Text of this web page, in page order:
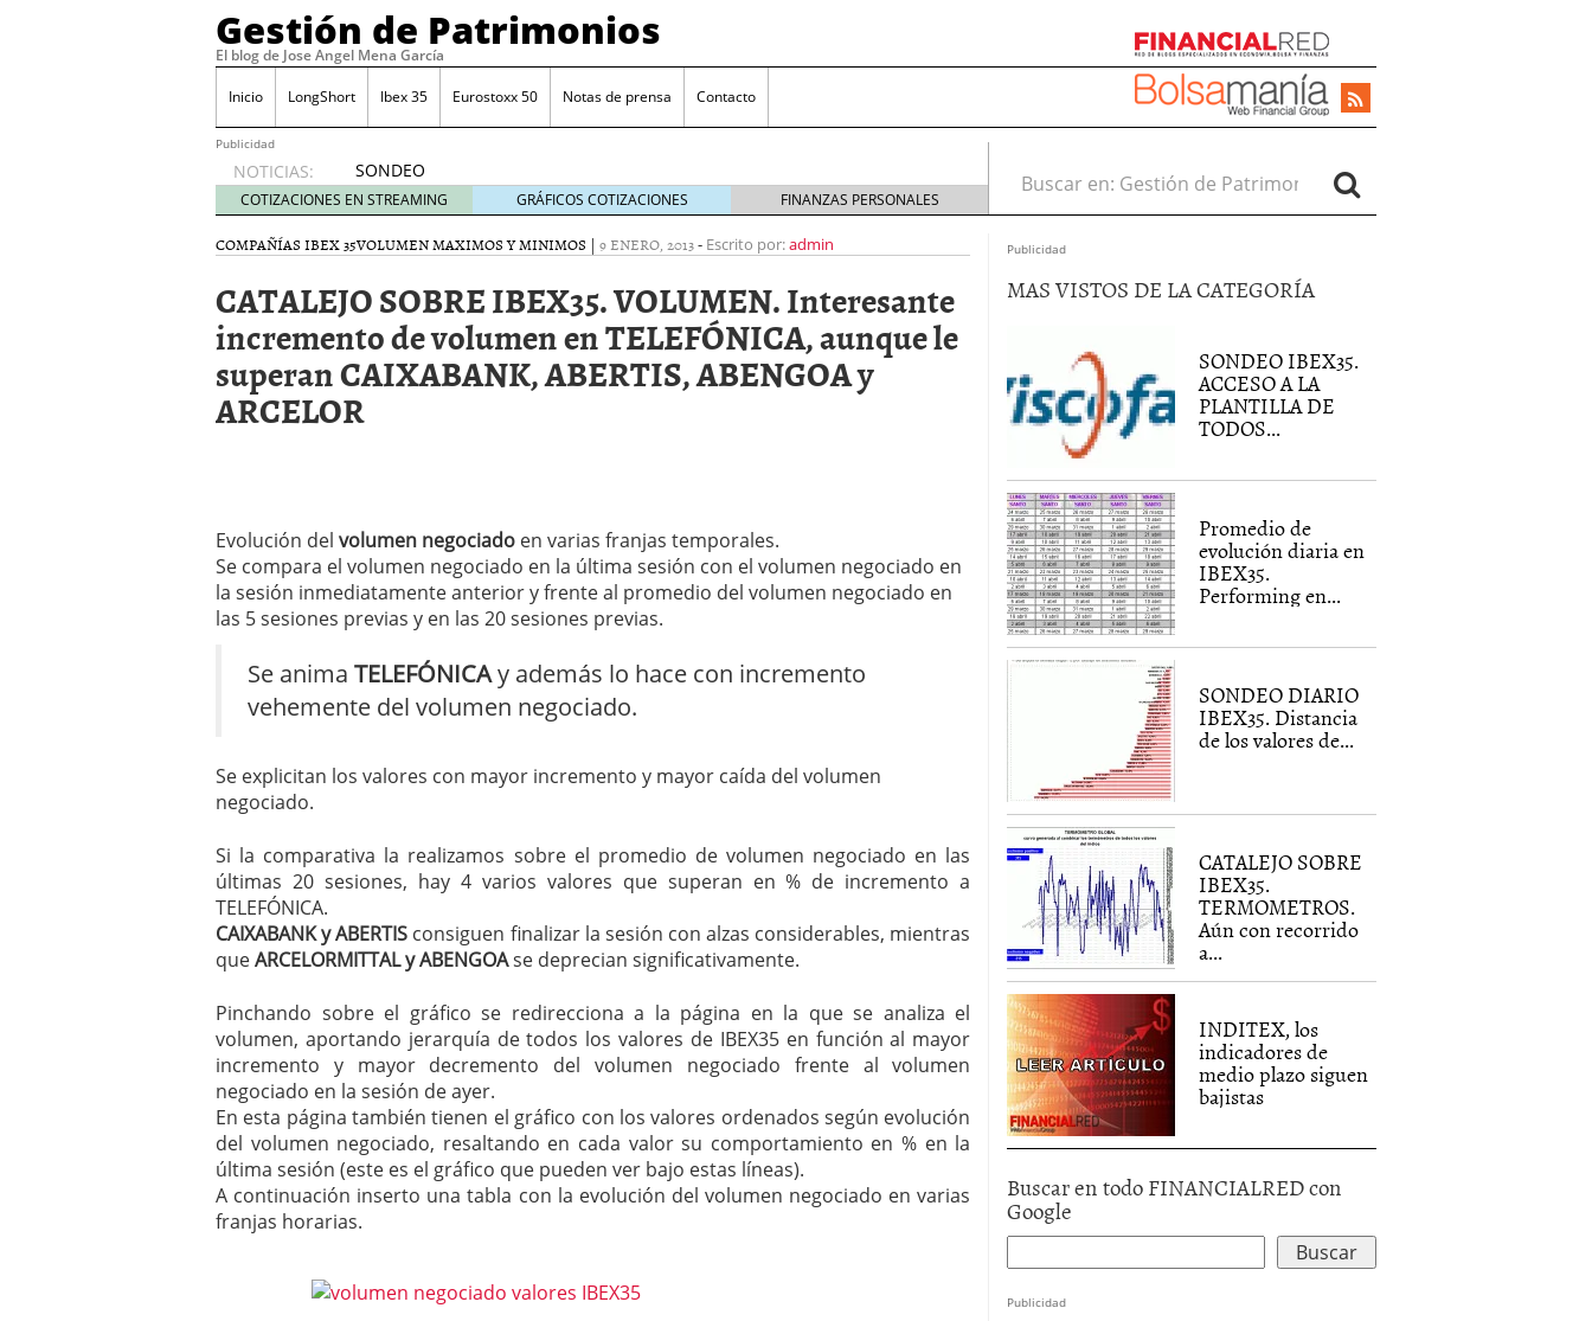
Gestión de Patrimonios
El blog de Jose Angel Mena García
Inicio LongShort Ibex 35 Eurostoxx 50 Notas de prensa Contacto
Publicidad
NOTICIAS:
SONDEO
IBEX35.
ACCESO
A LA
DE
TODOS
LOS
VALORES
DE
IBEX35
mayo 29,
anuales. Se constata progresivo alejamiento global de m?ximos anuales
mayo 28, 2013
Catalejo sobre IBEX35. SISM?METROS. Prosiguen a la baja desde el 13/mayo
y a?n tienen recorrido adicional mayo 24, 2013
CATALEJO SOBRE IBEX35. TERMOMETROS. Aún con recorrido a la baja para
rebote interesante
COTIZACIONES EN STREAMING GRÁFICOS COTIZACIONES FINANZAS PERSONALES
Buscar en:
COMPAÑÍAS IBEX 35VOLUMEN MAXIMOS Y MINIMOS | 9 ENERO, 2013- Escrito por:admin
CATALEJO SOBRE IBEX35. VOLUMEN. Interesante
incremento de volumen en TELEFÓNICA, aunque le
superan CAIXABANK, ABERTIS, ABENGOA y
ARCELOR
Evolución del volumen negociado en varias franjas temporales.
Se compara el volumen negociado en la última sesión con el volumen negociado en
la sesión inmediatamente anterior y frente al promedio del volumen negociado en
las 5 sesiones previas y en las 20 sesiones previas.
Se anima TELEFÓNICAy además lo hace con incremento
vehemente del volumen negociado.
Se explicitan los valores con mayor incremento y mayor caída del volumen
negociado.
Si la comparativa la realizamos sobre el promedio de volumen negociado en las
últimas 20 sesiones, hay 4 varios valores que superan en % de incremento a
TELEFÓNICA.
CAIXABANK y ABERTIS consiguen finalizar la sesión con alzas considerables, mientras
queARCELORMITTAL y ABENGOAse deprecian significativamente.
Pinchando sobre el gráfico se redirecciona a la página en la que se analiza el
volumen, aportando jerarquía de todos los valores de IBEX35 en función al mayor
incremento y mayor decremento del volumen negociado frente al volumen
negociado en la sesión de ayer.
En esta página también tienen el gráfico con los valores ordenados según evolución
del volumen negociado, resaltando en cada valor su comportamiento en % en la
última sesión (este es el gráfico que pueden ver bajo estas líneas).
A continuación inserto una tabla con la evolución del volumen negociado en varias
franjas horarias.
Publicidad
MAS VISTOS DE LA CATEGORÍA
SONDEO IBEX35.
ACCESO A LA
PLANTILLA DE
TODOS...
Promedio de
evolución diaria en
IBEX35.
Performing en...
SONDEO DIARIO
IBEX35. Distancia
de los valores de...
CATALEJO SOBRE
IBEX35.
TERMOMETROS.
Aún con recorrido
a...
INDITEX, los
indicadores de
medio plazo siguen
bajistas
Buscar en todo FINANCIALRED con
Google
Publicidad